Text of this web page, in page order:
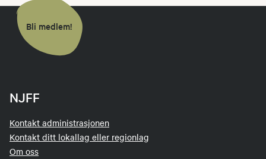
Bli medlem!
NJFF
Kontakt administrasjonen
Kontakt ditt lokallag eller regionlag
Om oss